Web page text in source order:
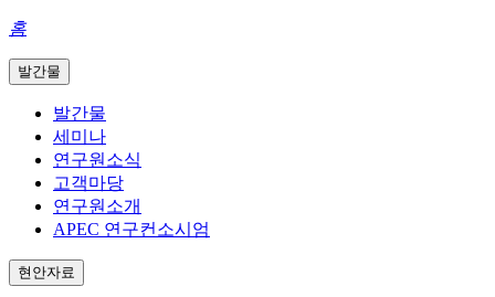
홈
발간물
발간물
세미나
연구원소식
고객마당
연구원소개
APEC 연구컨소시엄
현안자료